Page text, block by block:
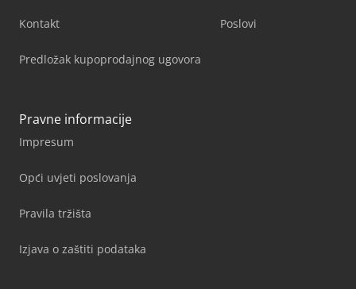
Kontakt
Predložak kupoprodajnog ugovora
Poslovi
Pravne informacije
Impresum
Opći uvjeti poslovanja
Pravila tržišta
Izjava o zaštiti podataka